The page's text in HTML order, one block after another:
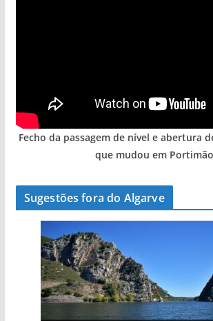
Fecho da passagem de nível e abertura
que mudou em Portimão
Sugestões fora do Algarve
A aldeia mais portuguesa de